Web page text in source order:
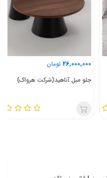
26,000,000 تومان
جلو مبل آناهید(شرکت هرواک)